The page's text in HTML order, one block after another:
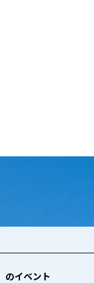
のイベント